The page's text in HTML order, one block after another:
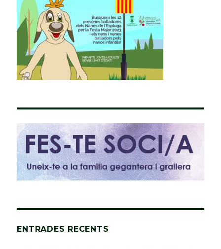
ENTRADES RECENTS